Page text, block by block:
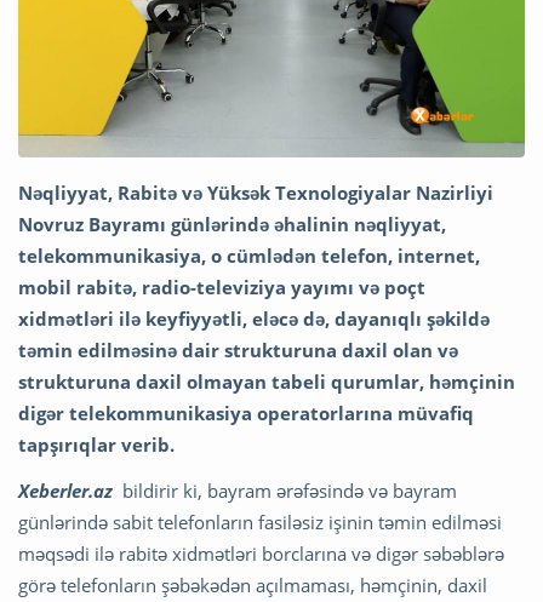
Nəqliyyat, Rabitə və Yüksək Texnologiyalar Nazirliyi
Novruz Bayramı günlərində əhalinin nəqliyyat,
telekommunikasiya, o cümlədən telefon, internet,
mobil rabitə, radio-televiziya yayımı və poçt
xidmətləri ilə keyfiyyətli, eləcə də, dayanıqlı şəkildə
təmin edilməsinə dair strukturuna daxil olan və
strukturuna daxil olmayan tabeli qurumlar, həmçinin
digər telekommunikasiya operatorlarına müvafiq
tapşırıqlar verib.
Xeberler.az bildirir ki, bayram ərəfəsində və bayram
günlərində sabit telefonların fasiləsiz işinin təmin edilməsi
məqsədi ilə rabitə xidmətləri borclarına və digər səbəblərə
görə telefonların şəbəkədən açılmaması, həmçinin, daxil